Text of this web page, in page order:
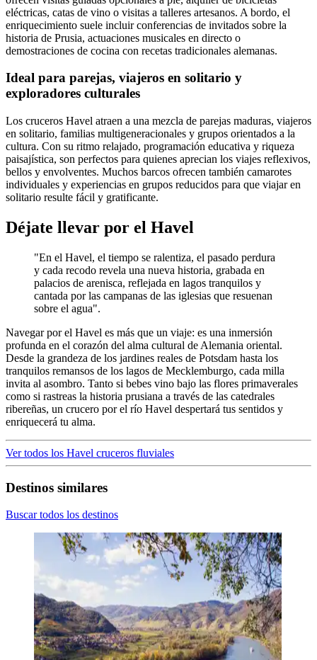
eléctricas, catas de vino o visitas a talleres artesanos. A bordo, el
enriquecimiento suele incluir conferencias de invitados sobre la
historia de Prusia, actuaciones musicales en directo o
demostraciones de cocina con recetas tradicionales alemanas.
Ideal para parejas, viajeros en solitario y
exploradores culturales
Los cruceros Havel atraen a una mezcla de parejas maduras, viajeros
en solitario, familias multigeneracionales y grupos orientados a la
cultura. Con su ritmo relajado, programación educativa y riqueza
paisajística, son perfectos para quienes aprecian los viajes reflexivos,
bellos y envolventes. Muchos barcos ofrecen también camarotes
individuales y experiencias en grupos reducidos para que viajar en
solitario resulte fácil y gratificante.
Déjate llevar por el Havel
"En el Havel, el tiempo se ralentiza, el pasado perdura
y cada recodo revela una nueva historia, grabada en
palacios de arenisca, reflejada en lagos tranquilos y
cantada por las campanas de las iglesias que resuenan
sobre el agua".
Navegar por el Havel es más que un viaje: es una inmersión
profunda en el corazón del alma cultural de Alemania oriental.
Desde la grandeza de los jardines reales de Potsdam hasta los
tranquilos remansos de los lagos de Mecklemburgo, cada milla
invita al asombro. Tanto si bebes vino bajo las flores primaverales
como si rastreas la historia prusiana a través de las catedrales
ribereñas, un crucero por el río Havel despertará tus sentidos y
enriquecerá tu alma.
Ver todos los Havel cruceros fluviales
Destinos similares
Buscar todos los destinos